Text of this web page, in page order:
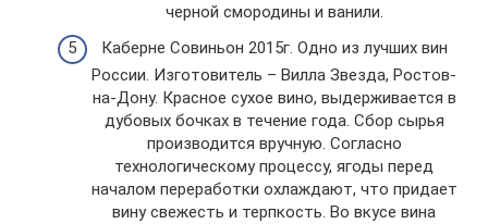
черной смородины и ванили.
Каберне Совиньон 2015г. Одно из лучших вин
России. Изготовитель – Вилла Звезда, Ростов-
на-Дону. Красное сухое вино, выдерживается в
дубовых бочках в течение года. Сбор сырья
производится вручную. Согласно
технологическому процессу, ягоды перед
началом переработки охлаждают, что придает
вину свежесть и терпкость. Во вкусе вина